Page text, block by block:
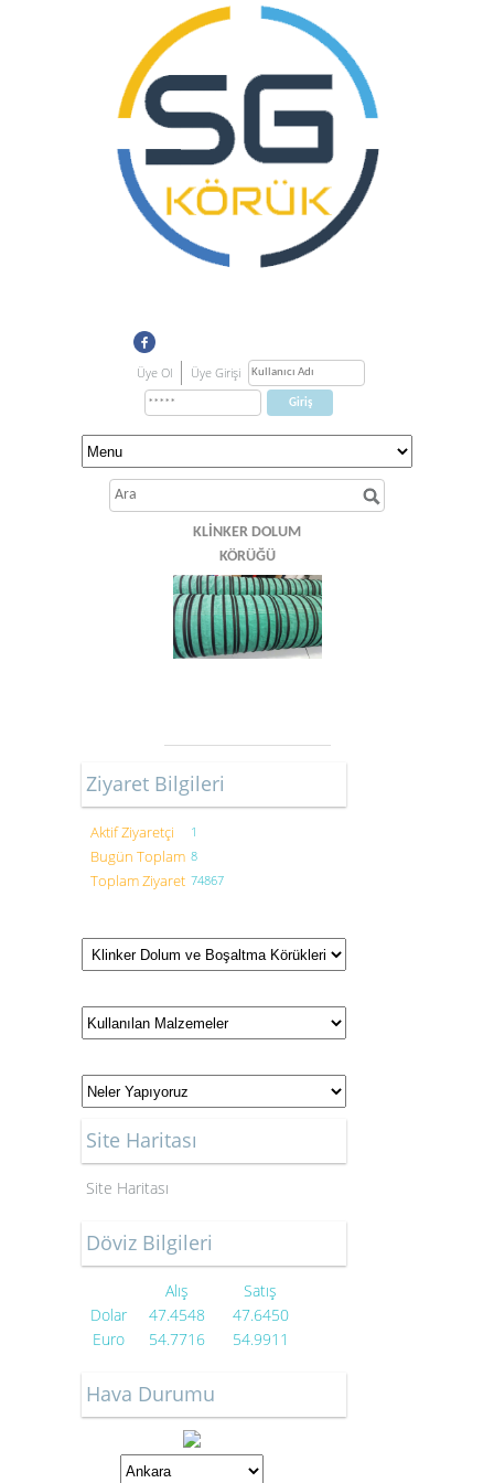
Üye Ol Üye Girişi
KLINKER DOLUM
KÖRÜĞÜ
Ziyaret Bilgileri
Aktif Ziyaretçi 1
Bugün Toplam 8
Toplam Ziyaret 74867
Site Haritası
Site Haritası
Döviz Bilgileri
Alış
Satış
Dolar
47.4548
47.6450
Euro
54.7716 54.9911
Hava Durumu